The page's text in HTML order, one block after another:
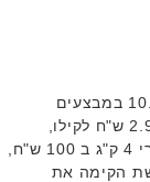
רשת חביב סוגרת את הסוף שבוע 10.7-12.7.2024 במבצעים
מיוחדים. לדוגמא: גזר/כרוב לבן/כרוב אדום ב 2.90 ש"ח לקילו,
שלישיית פילטונה ב 12.90 ש"ח, *כרעיים עוף טרי 4 ק"ג ב 100 ש"ח,
הרשת הקימה את